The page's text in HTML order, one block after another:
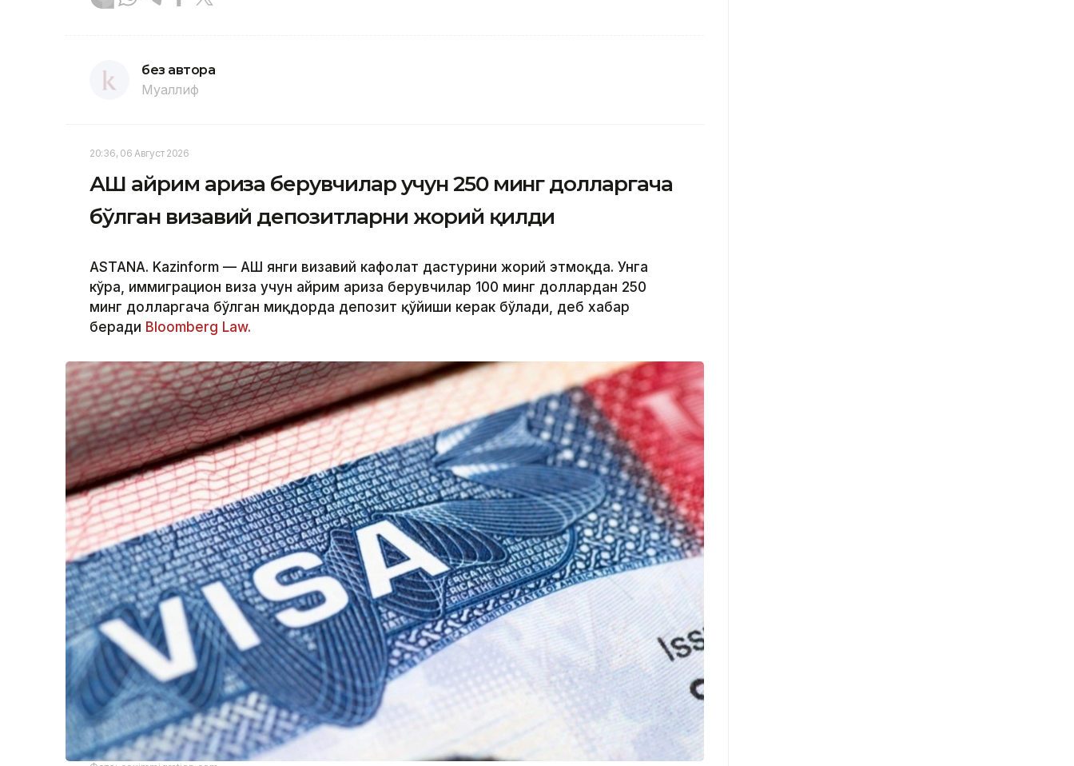
без автора
Муаллиф
20:36, 06 Август 2026
АҚШ айрим ариза берувчилар учун 250 минг долларгача
бўлган визавий депозитларни жорий қилди
ASTANA. Kazinform — АҚШ янги визавий кафолат дастурини жорий этмоқда. Унга
кўра, иммиграцион виза учун айрим ариза берувчилар 100 минг доллардан 250
минг долларгача бўлган миқдорда депозит қўйиши керак бўлади, деб хабар
беради Bloomberg Law.